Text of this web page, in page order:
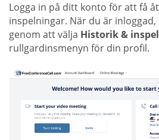
Logga in på ditt konto för att få
inspelningar. När du är
genom att välja Historik &
rullgardinsmenyn för din profil.